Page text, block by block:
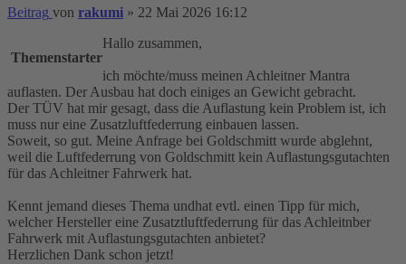
Beitrag von rakumi » 22 Mai 2026 16:12
Themenstarter
Hallo zusammen,
ich möchte/muss meinen Achleitner Mantra
auflasten. Der Ausbau hat doch einiges an Gewicht gebracht.
Der TÜV hat mir gesagt, dass die Auflastung kein Problem ist, ich
muss nur eine Zusatzluftfederrung einbauen lassen.
Soweit, so gut. Meine Anfrage bei Goldschmitt wurde abglehnt,
weil die Luftfederrung von Goldschmitt kein Auflastungsgutachten
für das Achleitner Fahrwerk hat.
Kennt jemand dieses Thema undhat evtl. einen Tipp für mich,
welcher Hersteller eine Zusatztluftfederrung für das Achleitnber
Fahrwerk mit Auflastungsgutachten anbietet?
Herzlichen Dank schon jetzt!